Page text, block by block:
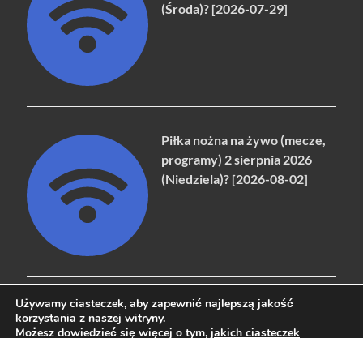
(Środa)? [2026-07-29]
Piłka nożna na żywo (mecze,
programy) 2 sierpnia 2026
(Niedziela)? [2026-08-02]
Używamy ciasteczek, aby zapewnić najlepszą jakość
korzystania z naszej witryny.
Możesz dowiedzieć się więcej o tym, jakich ciasteczek